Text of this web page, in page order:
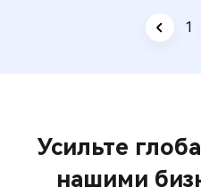
1
Усильте
нашими